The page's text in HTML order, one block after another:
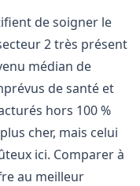
de soigner le
2 très présent
médian de
de santé et
hors 100 %
cher, mais celui
ici. Comparer à
au meilleur